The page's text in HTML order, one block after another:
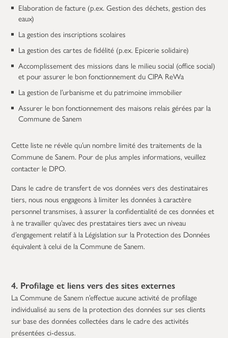
Elaboration de facture (p.ex. Gestion des déchets, gestion des
eaux)
La gestion des inscriptions scolaires
La gestion des cartes de fidélité (p.ex. Epicerie solidaire)
Accomplissement des missions dans le milieu social (office social)
et pour assurer le bon fonctionnement du CIPA ReWa
La gestion de l’urbanisme et du patrimoine immobilier
Assurer le bon fonctionnement des maisons relais gérées par la
Commune de Sanem
Cette liste ne révèle qu’un nombre limité des traitements de la
Commune de Sanem. Pour de plus amples informations, veuillez
contacter le DPO.
Dans le cadre de transfert de vos données vers des destinataires
tiers, nous nous engageons à limiter les données à caractère
personnel transmises, à assurer la confidentialité de ces données et
à ne travailler qu’avec des prestataires tiers avec un niveau
d’engagement relatif à la Législation sur la Protection des Données
équivalent à celui de la Commune de Sanem.
4. Profilage et liens vers des sites externes
La Commune de Sanem n’effectue aucune activité de profilage
individualisé au sens de la protection des données sur ses clients
sur base des données collectées dans le cadre des activités
présentées ci-dessus.